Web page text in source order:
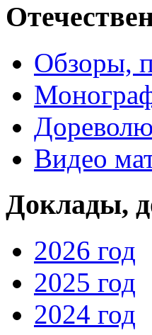
Обзоры,
Видео
Доклады,
2026 год
2025 год
2024 год